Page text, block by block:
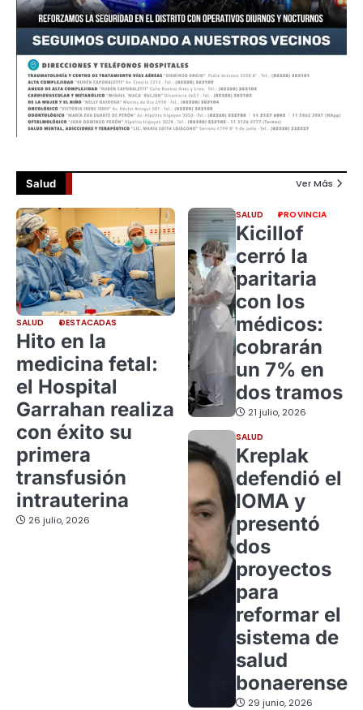
Salud Ver Más
SALUD DESTACADAS
Hito en la
medicina fetal:
el Hospital
Garrahan realiza
con éxito su
primera
transfusión
intrauterina
26 julio, 2026
SALUD PROVINCIA
Kicillof
cerró la
paritaria
con los
médicos:
cobrarán
un 7% en
dos tramos
21 julio, 2026
SALUD
Kreplak
defendió el
IOMA y
presentó
dos
proyectos
para
reformar el
sistema de
salud
bonaerense
29 junio, 2026